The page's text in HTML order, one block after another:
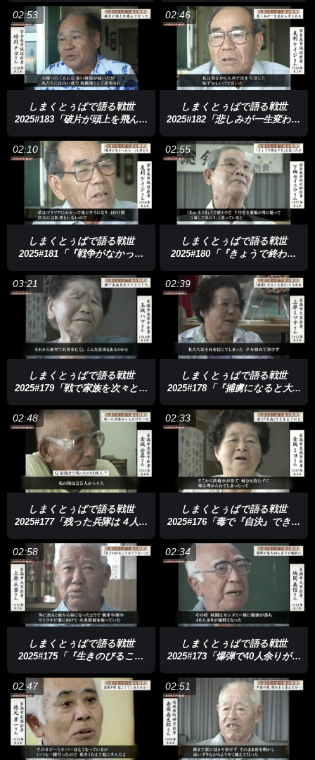
02:53
しまくとぅばで語る戦世
2025#183「破片が頭上を飛んで
02:46
しまくとぅばで語る戦世
2025#182「悲しみが一生変わら
02:10
しまくとぅばで語る戦世
2025#181「『戦争がなかった
02:55
しまくとぅばで語る戦世
2025#180「『きょうで終わり
03:21
しまくとぅばで語る戦世
2025#179「戦で家族を次々と亡
02:39
しまくとぅばで語る戦世
2025#178「『捕虜になると大変
02:48
しまくとぅばで語る戦世
2025#177「残った兵隊は４人だ
02:33
しまくとぅばで語る戦世
2025#176「毒で『自決』できる
02:58
しまくとぅばで語る戦世
2025#175「『生きのびること
02:34
しまくとぅばで語る戦世
2025#173「爆弾で40人余りが犠
02:47 02:51